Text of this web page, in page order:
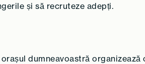
și să recruteze adepți.
dumneavoastră